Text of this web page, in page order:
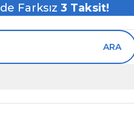
Farksız 3 Taksit!
ARA